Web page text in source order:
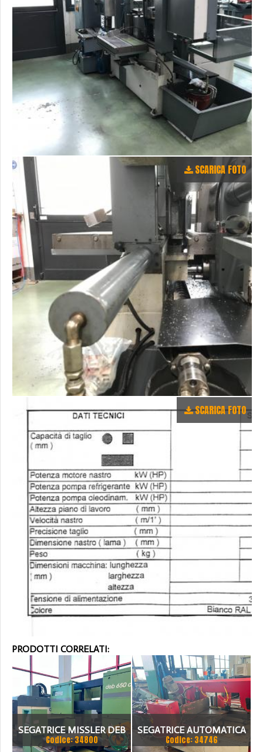
SCARICA FOTO
SCARICA FOTO
PRODOTTI CORRELATI:
SEGATRICE MISSLER DEB
Codice: 34800
SEGATRICE AUTOMATICA
Codice: 34746